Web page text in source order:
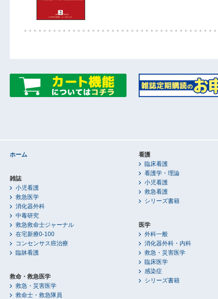
ホーム
雑誌
小児看護
救急医学
消化器外科
中毒研究
救急救命士ジャーナル
在宅新療0-100
コンセンサス癌治療
臨牀看護
救命・救急医学
救急・災害医学
救命士・救急隊員
看護
臨床看護
看護学・理論
小児看護
救急看護
シリーズ書籍
医学
外科一般
消化器外科・内科
救急・災害医学
臨床医学
感染症
シリーズ書籍